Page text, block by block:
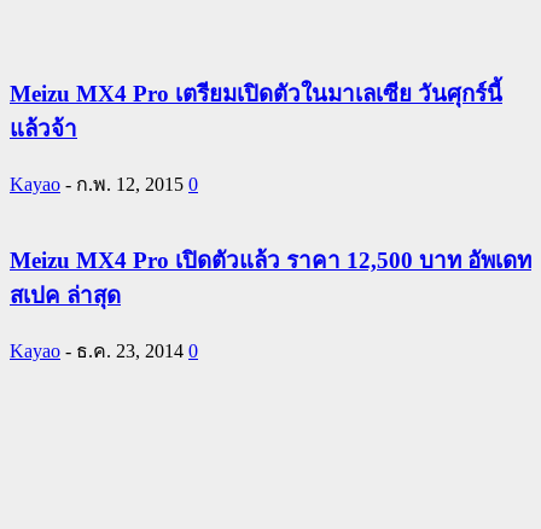
Meizu MX4 Pro เตรียมเปิดตัวในมาเลเซีย วันศุกร์นี้
แล้วจ้า
Kayao - ก.พ. 12, 2015 0
Meizu MX4 Pro เปิดตัวแล้ว ราคา 12,500 บาท อัพเดท
สเปค ล่าสุด
Kayao - ธ.ค. 23, 2014 0